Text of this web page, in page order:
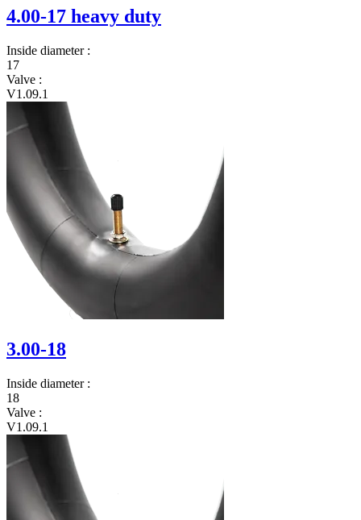
4.00-17 heavy duty
Inside diameter :
17
Valve :
V1.09.1
3.00-18
Inside diameter :
18
Valve :
V1.09.1